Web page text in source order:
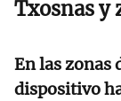
Txosnas y
En las zonas
dispositivo